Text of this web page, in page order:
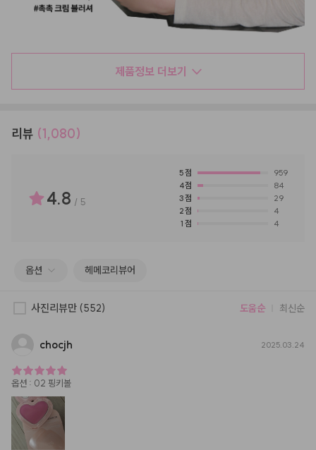
제품정보 더보기
리뷰 (1,080)
4.8 / 5
5점
959
4점
84
3점
29
2점
4
1 점 4
옵션 헤메코리뷰어
사진리뷰만 (552) 도움순 최신순
chocjh 2025.03.24
옵션 : 02 핑키볼